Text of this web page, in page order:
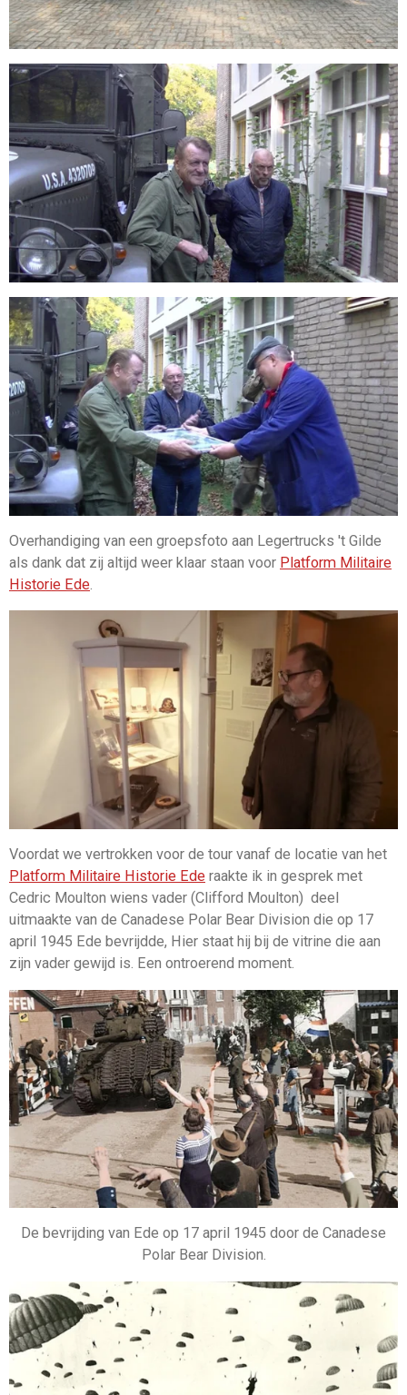
Overhandiging van een groepsfoto aan Legertrucks 't Gilde
als dank dat zij altijd weer klaar staan voor Platform Militaire
Historie Ede.
Voordat we vertrokken voor de tour vanaf de locatie van het
Platform Militaire Historie Ede raakte ik in gesprek met
Cedric Moulton wiens vader (Clifford Moulton) deel
uitmaakte van de Canadese Polar Bear Division die op 17
april 1945 Ede bevrijdde, Hier staat hij bij de vitrine die aan
zijn vader gewijd is. Een ontroerend moment.
De bevrijding van Ede op 17 april 1945 door de Canadese
Polar Bear Division.